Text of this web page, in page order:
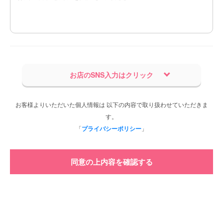
お店のSNS入力はクリック
お客様よりいただいた個人情報は 以下の内容で取り扱わせていただきま
す。
「プライバシーポリシー 」